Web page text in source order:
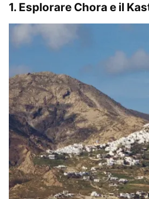
1. Esplorare Chora e il